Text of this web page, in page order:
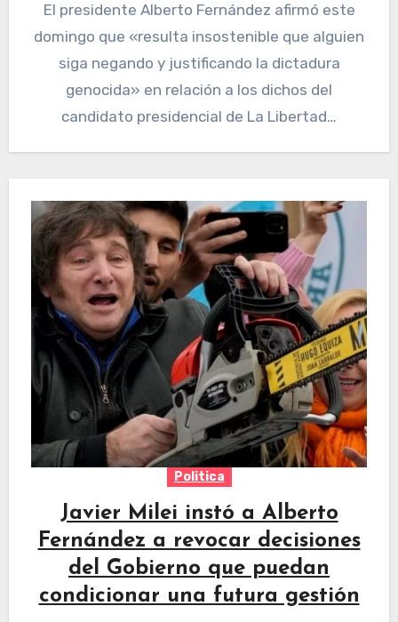
El presidente Alberto Fernández afirmó este
domingo que «resulta insostenible que alguien
siga negando y justificando la dictadura
genocida» en relación a los dichos del
candidato presidencial de La Libertad…
Politica
Javier Milei instó a Alberto
Fernández a revocar decisiones
del Gobierno que puedan
condicionar una futura gestión